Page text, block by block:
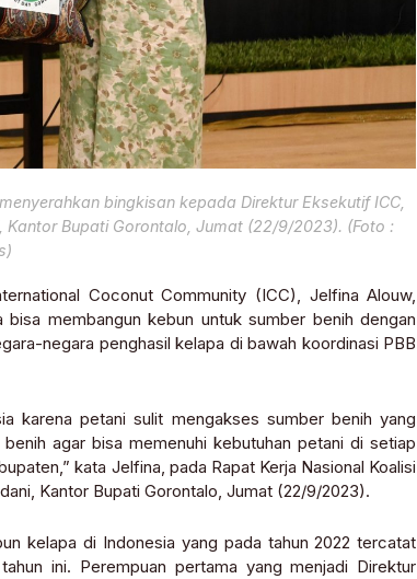
bingkisan kepada Direktur Eksekutif ICC,
Bupati Gorontalo, Jumat (22/9/2023). (Foto :
Coconut Community (ICC), Jelfina Alouw,
membangun kebun untuk sumber benih dengan
negara penghasil kelapa di bawah koordinasi PBB
karena petani sulit mengakses sumber benih yang
agar bisa memenuhi kebutuhan petani di setiap
kata Jelfina, pada Rapat Kerja Nasional Koalisi
Kantor Bupati Gorontalo, Jumat (22/9/2023).
kelapa di Indonesia yang pada tahun 2022 tercatat
ini. Perempuan pertama yang menjadi Direktur